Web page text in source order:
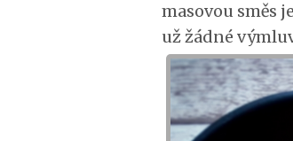
masovou směs
už žádné